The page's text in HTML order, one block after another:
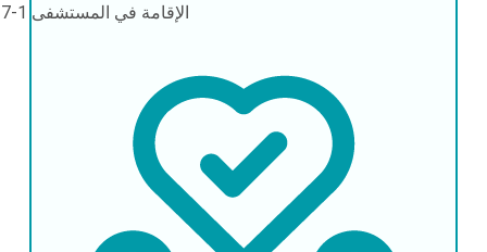
الإقامة في المستشفى 1-7 أيام